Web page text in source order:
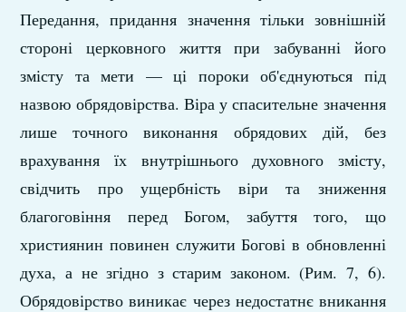
Передання, придання значення тільки зовнішній
стороні церковного життя при забуванні його
змісту та мети — ці пороки об'єднуються під
назвою обрядовірства. Віра у спасительне значення
лише точного виконання обрядових дій, без
врахування їх внутрішнього духовного змісту,
свідчить про ущербність віри та зниження
благоговіння перед Богом, забуття того, що
християнин повинен служити Богові в обновленні
духа, а не згідно з старим законом. (Рим. 7, 6).
Обрядовірство виникає через недостатнє вникання